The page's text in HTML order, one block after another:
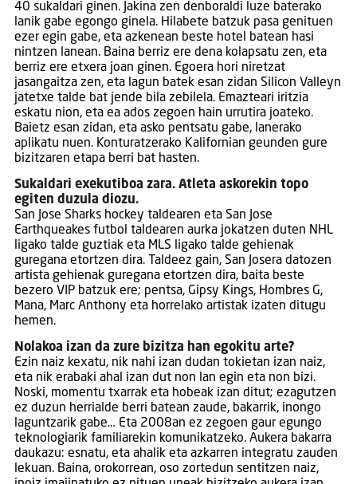
40 sukaldari ginen. Jakina zen denboraldi luze baterako
lanik gabe egongo ginela. Hilabete batzuk pasa genituen
ezer egin gabe, eta azkenean beste hotel batean hasi
nintzen lanean. Baina berriz ere dena kolapsatu zen, eta
berriz ere etxera joan ginen. Egoera hori niretzat
jasangaitza zen, eta lagun batek esan zidan Silicon Valleyn
jatetxe talde bat jende bila zebilela. Emazteari iritzia
eskatu nion, eta ea ados zegoen hain urrutira joateko.
Baietz esan zidan, eta asko pentsatu gabe, lanerako
aplikatu nuen. Konturatzerako Kalifornian geunden gure
bizitzaren etapa berri bat hasten.
Sukaldari exekutiboa zara. Atleta askorekin topo
egiten duzula diozu.
San Jose Sharks hockey taldearen eta San Jose
Earthqueakes futbol taldearen aurka jokatzen duten NHL
ligako talde guztiak eta MLS ligako talde gehienak
guregana etortzen dira. Taldeez gain, San Josera datozen
artista gehienak guregana etortzen dira, baita beste
bezero VIP batzuk ere; pentsa, Gipsy Kings, Hombres G,
Mana, Marc Anthony eta horrelako artistak izaten ditugu
hemen.
Nolakoa izan da zure bizitza han egokitu arte?
Ezin naiz kexatu, nik nahi izan dudan tokietan izan naiz,
eta nik erabaki ahal izan dut non lan egin eta non bizi.
Noski, momentu txarrak eta hobeak izan ditut; ezagutzen
ez duzun herrialde berri batean zaude, bakarrik, inongo
laguntzarik gabe… Eta 2008an ez zegoen gaur egungo
teknologiarik familiarekin komunikatzeko. Aukera bakarra
daukazu: esnatu, eta ahalik eta azkarren integratu zauden
lekuan. Baina, orokorrean, oso zortedun sentitzen naiz,